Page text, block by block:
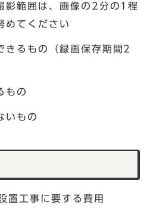
影範囲は、画像の2分の1程
めてください
きるもの（録画保存期間2
もの
いもの
置工事に要する費用